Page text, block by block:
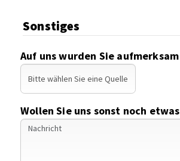
Sonstiges
Wollen Sie uns sonst noch